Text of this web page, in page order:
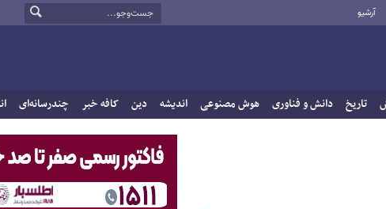
آرشیو
تاریخ دانش و فناوری هوش مصنوعی اندیشه دین کافه خبر چندرسانه‌ای